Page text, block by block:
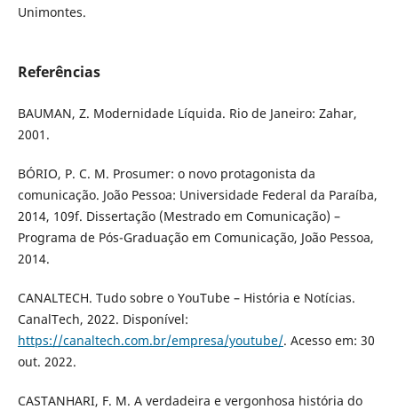
Unimontes.
Referências
BAUMAN, Z. Modernidade Líquida. Rio de Janeiro: Zahar,
2001.
BÓRIO, P. C. M. Prosumer: o novo protagonista da
comunicação. João Pessoa: Universidade Federal da Paraíba,
2014, 109f. Dissertação (Mestrado em Comunicação) –
Programa de Pós-Graduação em Comunicação, João Pessoa,
2014.
CANALTECH. Tudo sobre o YouTube – História e Notícias.
CanalTech, 2022. Disponível:
https://canaltech.com.br/empresa/youtube/. Acesso em: 30
out. 2022.
CASTANHARI, F. M. A verdadeira e vergonhosa história do